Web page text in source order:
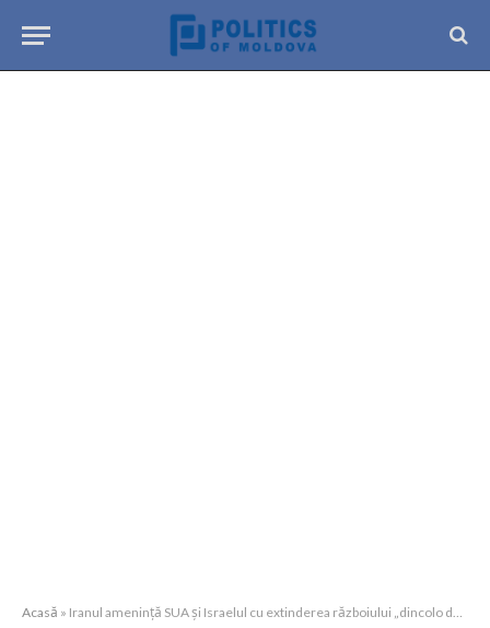
Acasă » Iranul amenință SUA și Israelul cu extinderea războiului „dincolo de regiune”